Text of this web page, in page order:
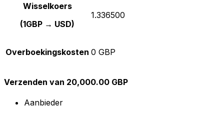
Wisselkoers
(1GBP → USD)
1.336500
Overboekingskosten 0 GBP
Verzenden van 20,000.00 GBP
Aanbieder